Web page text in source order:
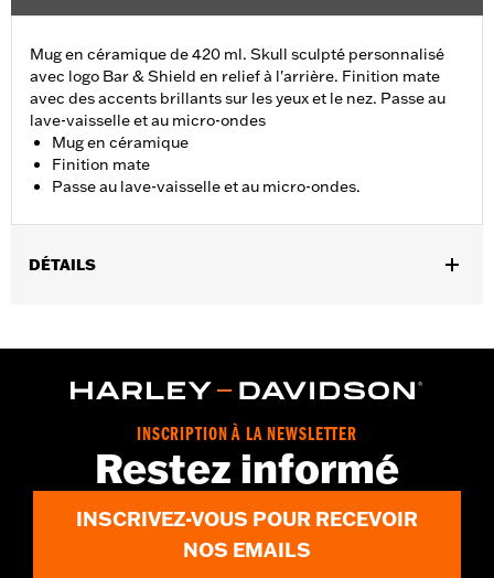
Mug en céramique de 420 ml. Skull sculpté personnalisé
avec logo Bar & Shield en relief à l'arrière. Finition mate
avec des accents brillants sur les yeux et le nez. Passe au
lave-vaisselle et au micro-ondes
Mug en céramique
Finition mate
Passe au lave-vaisselle et au micro-ondes.
DÉTAILS
Dimension Description:Diamètre 4.5 x Hauteur 4.25 / Largeur
INSCRIPTION À LA NEWSLETTER
Restez informé
INSCRIVEZ-VOUS POUR RECEVOIR
NOS EMAILS